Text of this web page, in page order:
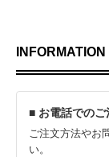
INFORMATION
■ お電話での
ご注文方法やお
い。